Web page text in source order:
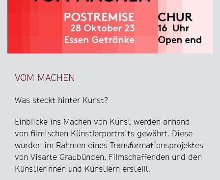
VOM MACHEN
Was steckt hinter Kunst?
Einblicke ins Machen von Kunst werden anhand
von filmischen Künstlerportraits gewährt. Diese
wurden im Rahmen eines Transformationsprojektes
von Visarte Graubünden, Filmschaffenden und den
Künstlerinnen und Künstlern erstellt.